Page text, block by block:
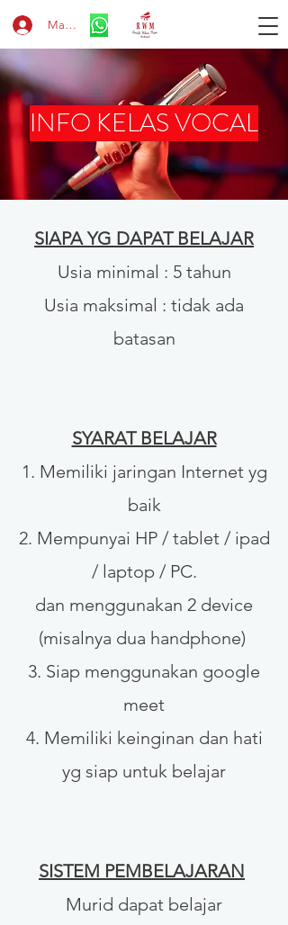
Masuk
INFO KELAS VOCAL
SIAPA YG DAPAT BELAJAR
Usia minimal : 5 tahun
Usia maksimal : tidak ada
batasan
SYARAT BELAJAR
1. Memiliki jaringan Internet yg
baik
2. Mempunyai HP / tablet / ipad
/ laptop / PC.
dan menggunakan 2 device
(misalnya dua handphone)
3. Siap menggunakan google
meet
4. Memiliki keinginan dan hati
yg siap untuk belajar
SISTEM PEMBELAJARAN
Murid dapat belajar